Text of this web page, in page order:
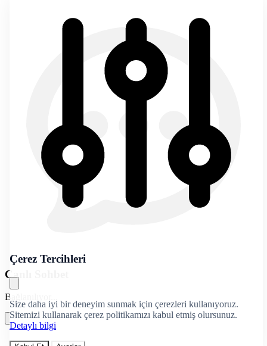
Çerez Tercihleri
Size daha iyi bir deneyim sunmak için çerezleri kullanıyoruz.
Sitemizi kullanarak çerez politikamızı kabul etmiş olursunuz.
Detaylı bilgi
Canlı Sohbet
Bağlanılıyor...